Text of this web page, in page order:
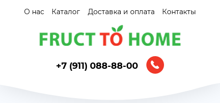
О нас Каталог Доставка и оплата Контакты
+7 (911) 088-88-00